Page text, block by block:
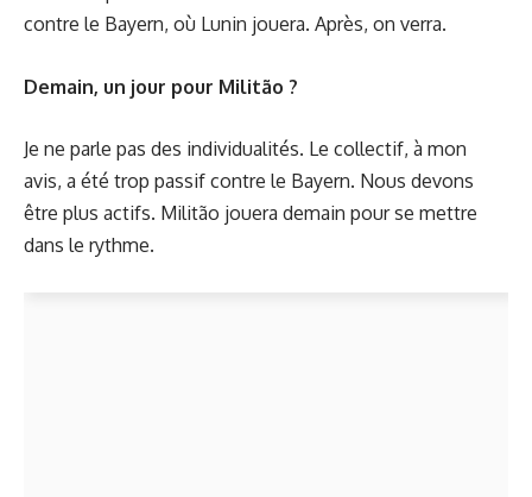
contre le Bayern, où Lunin jouera. Après, on verra.
Demain, un jour pour Militão ?
Je ne parle pas des individualités. Le collectif, à mon
avis, a été trop passif contre le Bayern. Nous devons
être plus actifs. Militão jouera demain pour se mettre
dans le rythme.